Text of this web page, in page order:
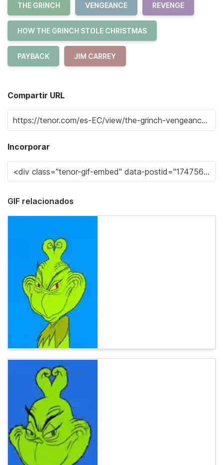
THE GRINCH VENGEANCE REVENGE
HOW THE GRINCH STOLE CHRISTMAS
PAYBACK JIM CARREY
Compartir URL
Incorporar
GIF relacionados